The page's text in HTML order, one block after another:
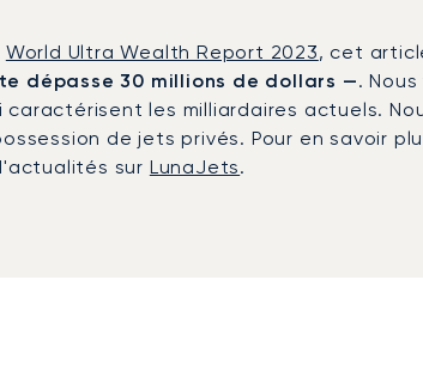
World Ultra Wealth Report 2023, cet
dépasse 30 millions de dollars —.
les milliardaires actuels.
de jets privés. Pour en savoir
sur LunaJets.